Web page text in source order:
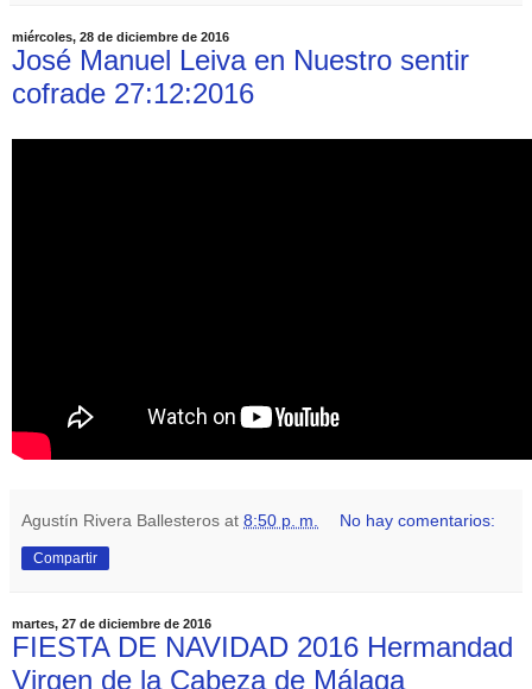
miércoles, 28 de diciembre de 2016
José Manuel Leiva en Nuestro sentir
cofrade 27:12:2016
Agustín Rivera Ballesteros at 8:50 p. m. No hay comentarios:
Compartir
martes, 27 de diciembre de 2016
FIESTA DE NAVIDAD 2016 Hermandad
Virgen de la Cabeza de Málaga